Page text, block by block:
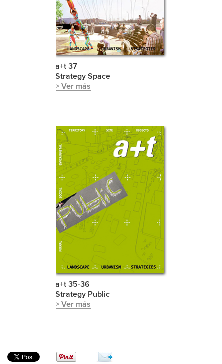
a+t 37
Strategy Space
> Ver más
a+t 35-36
Strategy Public
> Ver más